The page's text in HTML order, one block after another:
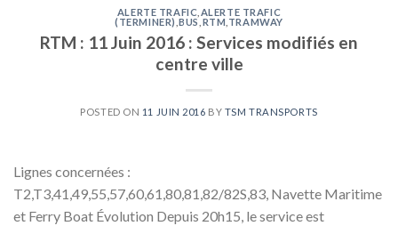
ALERTE TRAFIC ALERTE TRAFIC
(TERMINER) ,BUS RTM TRAMWAY
RTM : 11 Juin 2016 : Services modifiés en
centre ville
POSTED ON 11 JUIN 2016 BY TSM TRANSPORTS
Lignes concernées :
T2,T3,41,49,55,57,60,61,80,81,82/82S,83, Navette Maritime
et Ferry Boat Évolution Depuis 20h15, le service est